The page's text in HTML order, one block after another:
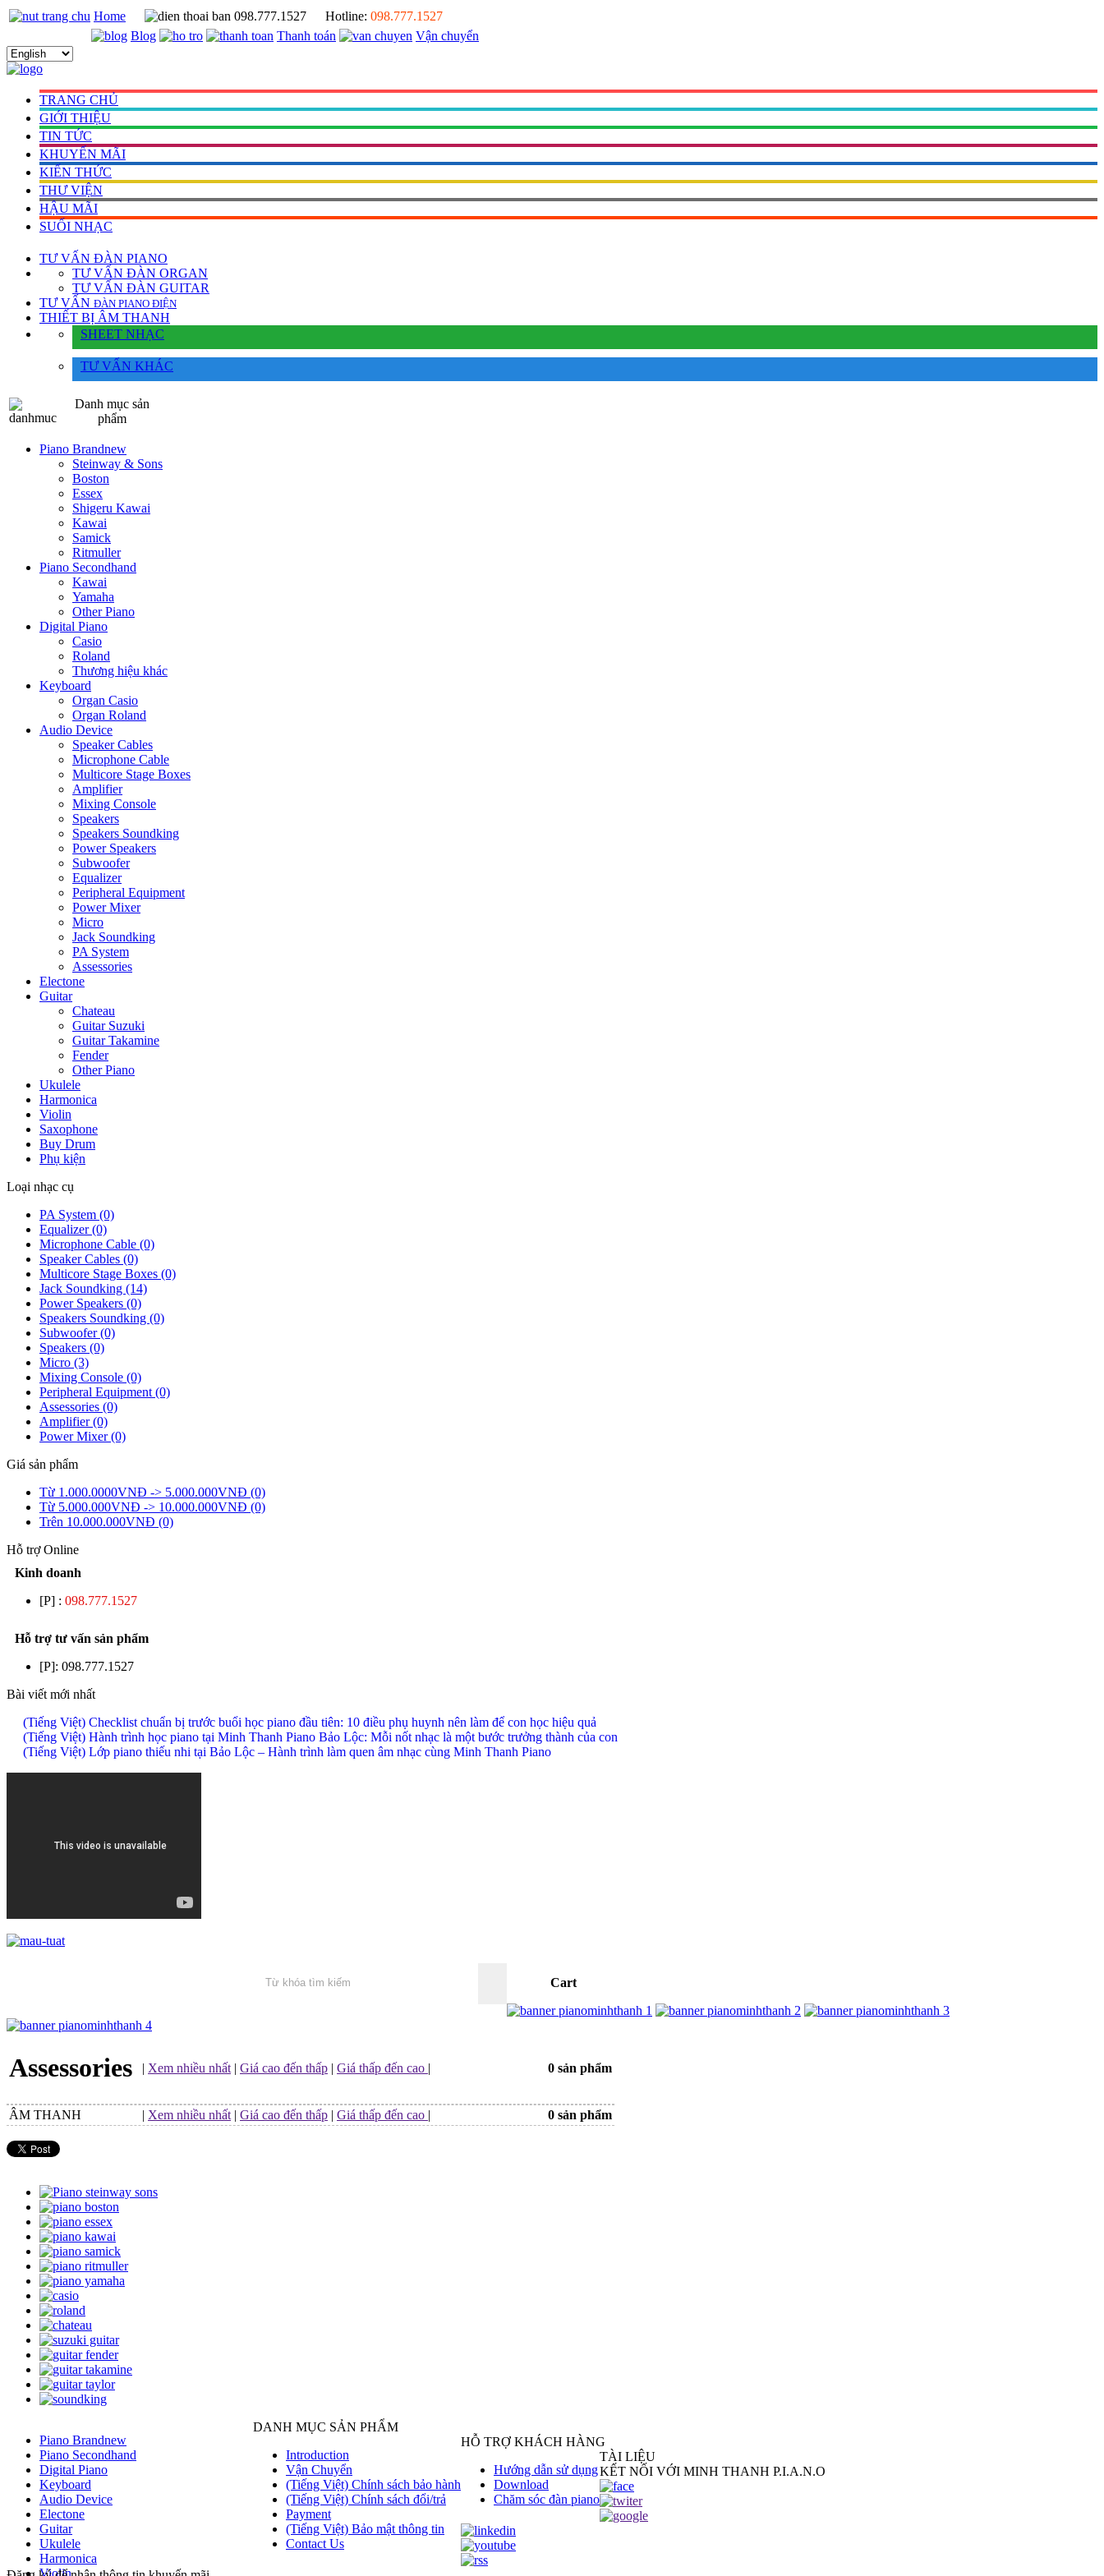
Home 098.777.1527 Hotline: 098.777.1527
Blog
Thanh toán Vận chuyển
TRANG CHỦ
GIỚI THIỆU
TIN TỨC
KHUYẾN MÃI
KIẾN THỨC
THƯ VIỆN
HẬU MÃI
SUỐI NHẠC
TƯ VẤN ĐÀN PIANO
TƯ VẤN ÐÀN ORGAN
TƯ VẤN ÐÀN GUITAR
TƯ VẤN ÐÀN PIANO ÐIỆN
THIẾT BỊ ÂM THANH
SHEET NHẠC
TƯ VẤN KHÁC
Danh mục sản
phẩm
Piano Brandnew
Steinway & Sons
Boston
Essex
Shigeru Kawai
Kawai
Samick
Ritmuller
Piano Secondhand
Kawai
Yamaha
Other Piano
Digital Piano
Casio
Roland
Thương hiệu khác
Keyboard
Organ Casio
Organ Roland
Audio Device
Speaker Cables
Microphone Cable
Multicore Stage Boxes
Amplifier
Mixing Console
Speakers
Speakers Soundking
Power Speakers
Subwoofer
Equalizer
Peripheral Equipment
Power Mixer
Micro
Jack Soundking
PA System
Assessories
Electone
Guitar
Chateau
Guitar Suzuki
Guitar Takamine
Fender
Other Piano
Ukulele
Harmonica
Violin
Saxophone
Buy Drum
Phụ kiện
Loại nhạc cụ
PA System (0)
Equalizer (0)
Microphone Cable (0)
Speaker Cables (0)
Multicore Stage Boxes (0)
Jack Soundking (14)
Power Speakers (0)
Speakers Soundking (0)
Subwoofer (0)
Speakers (0)
Micro (3)
Mixing Console (0)
Peripheral Equipment (0)
Assessories (0)
Amplifier (0)
Power Mixer (0)
Giá sản phẩm
Từ 1.000.0000VNĐ -> 5.000.000VNĐ (0)
Từ 5.000.000VNĐ -> 10.000.000VNĐ (0)
Trên 10.000.000VNĐ (0)
Hỗ trợ Online
Kinh doanh
[P] : 098.777.1527
Hỗ trợ tư vấn sản phẩm
[P]: 098.777.1527
Bài viết mới nhất
(Tiếng Việt) Checklist chuẩn bị trước buổi học piano đầu tiên: 10 điều phụ huynh nên làm để con học hiệu quả
(Tiếng Việt) Hành trình học piano tại Minh Thanh Piano Bảo Lộc: Mỗi nốt nhạc là một bước trưởng thành của con
(Tiếng Việt) Lớp piano thiếu nhi tại Bảo Lộc – Hành trình làm quen âm nhạc cùng Minh Thanh Piano
Cart
Assessories | Xem nhiều nhất | Giá cao đến thấp | Giá thấp đến cao | 0 sản phẩm
ÂM THANH | Xem nhiều nhất | Giá cao đến thấp | Giá thấp đến cao | 0 sản phẩm
DANH MỤC SẢN PHẨM
Piano Brandnew
Piano Secondhand
Digital Piano
Keyboard
Audio Device
Electone
Guitar
Ukulele
Harmonica
Violin
HỖ TRỢ KHÁCH HÀNG
Introduction
Vận Chuyển
(Tiếng Việt) Chính sách bảo hành
(Tiếng Việt) Chính sách đổi/trả
Payment
(Tiếng Việt) Bảo mật thông tin
Contact Us
TÀI LIỆU
Hướng dẫn sử dụng
Download
Chăm sóc đàn piano
KẾT NỐI VỚI MINH THANH P.I.A.N.O